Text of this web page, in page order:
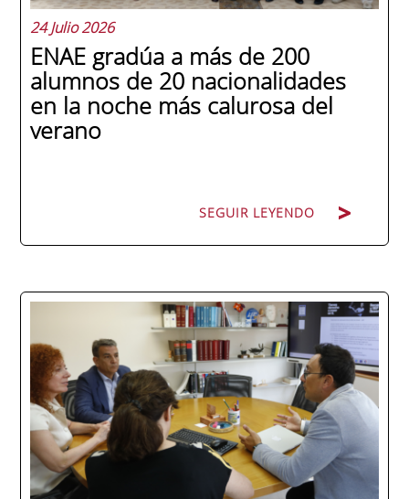
24 Julio 2026
ENAE gradúa a más de 200
alumnos de 20 nacionalidades
en la noche más calurosa del
verano
SEGUIR LEYENDO
La promoción 2025/2026 de ENAE Business
School se convirtió en una de las más
internacionales de la historia de la escuela
en una ceremonia celebrada en Murcia
con 44 grados y más de 600 asistentes.
Ricardo Navarro, vicepresidente senior de
Generac Power Systems en Estados Unidos
y antiguo alumno...